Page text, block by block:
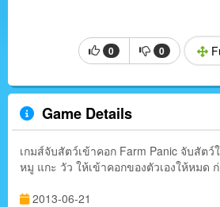
0 0
Game Details
เกมส์จับสัตว์เข้าคอก Farm Panic จับสัต
หมู แกะ วัว ให้เข้าคอกของตัวเองให้หมด
2013-06-21